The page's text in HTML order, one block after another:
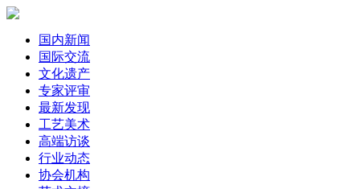
国内新闻
国际交流
文化遗产
专家评审
最新发现
工艺美术
高端访谈
行业动态
协会机构